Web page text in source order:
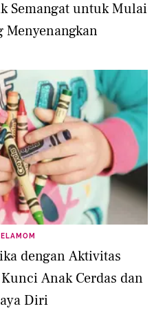
Semangat untuk Mulai
Menyenangkan
dengan Aktivitas
Anak Cerdas dan
Diri